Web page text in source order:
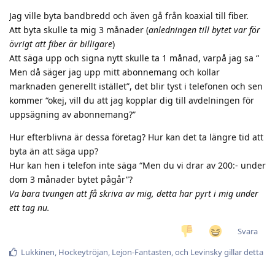
Jag ville byta bandbredd och även gå från koaxial till fiber.
Att byta skulle ta mig 3 månader (anledningen till bytet var för
övrigt att fiber är billigare)
Att säga upp och signa nytt skulle ta 1 månad, varpå jag sa “
Men då säger jag upp mitt abonnemang och kollar
marknaden generellt istället”, det blir tyst i telefonen och sen
kommer “okej, vill du att jag kopplar dig till avdelningen för
uppsägning av abonnemang?”
Hur efterblivna är dessa företag? Hur kan det ta längre tid att
byta än att säga upp?
Hur kan hen i telefon inte säga “Men du vi drar av 200:- under
dom 3 månader bytet pågår”?
Va bara tvungen att få skriva av mig, detta har pyrt i mig under
ett tag nu.
Svara
Lukkinen, Hockeytröjan, Lejon-Fantasten, och Levinskygillar detta